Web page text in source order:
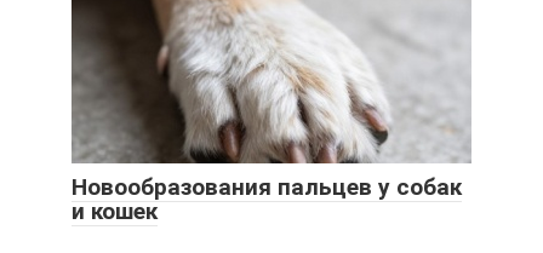
Новообразования пальцев у собак
и кошек